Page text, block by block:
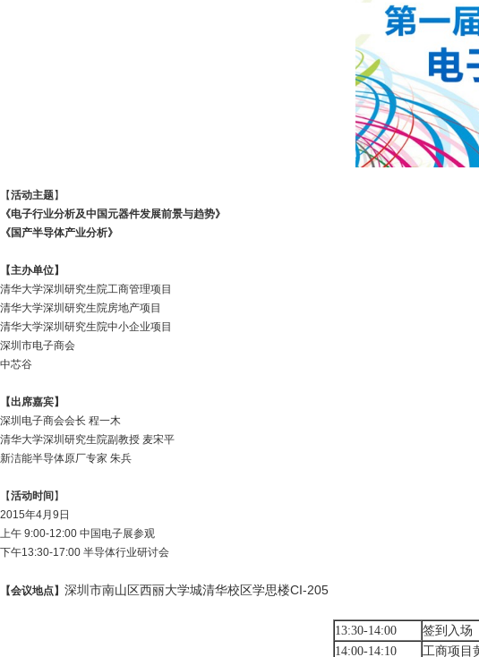
【活动主题】
《电子行业分析及中国元器件发展前景与趋势》
《国产半导体产业分析》
【主办单位】
清华大学深圳研究生院工商管理项目
清华大学深圳研究生院房地产项目
清华大学深圳研究生院中小企业项目
深圳市电子商会
中芯谷
【出席嘉宾】
深圳电子商会会长 程一木
清华大学深圳研究生院副教授 麦宋平
新洁能半导体原厂专家 朱兵
【活动时间 】
2015年4月9日
上午 9:00-12:00 中国电子展参观
下午13:30-17:00 半导体行业研讨会
【会议地点】 深圳市南山区西丽大学城清华校区学思楼CI-205
13:30-14:00
签到入场
14:00-14:10 工商项目